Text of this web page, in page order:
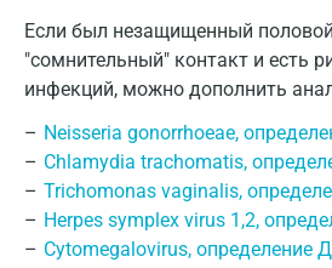
Если был незащищенный
"сомнительный" контакт и есть
инфекций, можно дополнить
Neisseria gonorrhoeae,
Chlamydia trachomatis,
Trichomonas vaginalis,
Herpes symplex virus 1,2,
Cytomegalovirus, определение